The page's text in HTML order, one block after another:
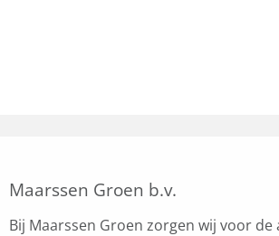
Maarssen Groen b.v.
Bij Maarssen Groen zorgen wij voor de